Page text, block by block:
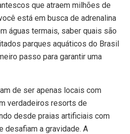
que atraem milhões de
está em busca de adrenalina
águas termais, saber quais são
parques aquáticos do Brasil
passo para garantir uma
de ser apenas locais com
verdadeiros resorts de
desde praias artificiais com
desafiam a gravidade. A